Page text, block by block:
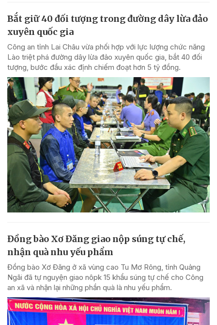
Bắt giữ 40 đối tượng trong đường dây lừa đảo
xuyên quốc gia
Công an tỉnh Lai Châu vừa phối hợp với lực lượng chức năng
Lào triệt phá đường dây lừa đảo xuyên quốc gia, bắt 40 đối
tượng, bước đầu xác định chiếm đoạt hơn 5 tỷ đồng.
Đồng bào Xơ Đăng giao nộp súng tự chế,
nhận quà nhu yếu phẩm
Đồng bào Xơ Đăng ở xã vùng cao Tu Mơ Rông, tỉnh Quảng
Ngãi đã tự nguyện giao nôpk 15 khẩu súng tự chế cho Công
an xã và nhận lại những phần quà là nhu yếu phẩm.